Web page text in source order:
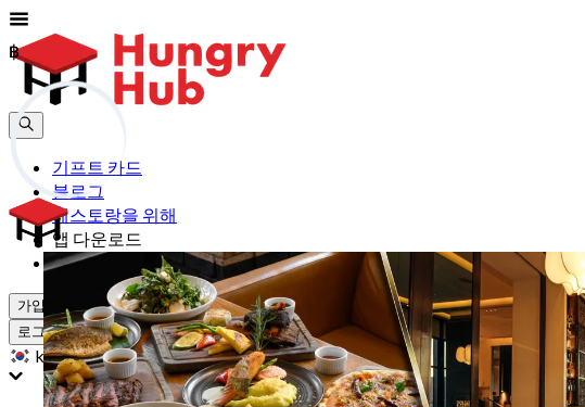
기프트 카드
블로그
레스토랑을 위해
앱 다운로드
도움
가입하기
로그인
kr
฿
฿